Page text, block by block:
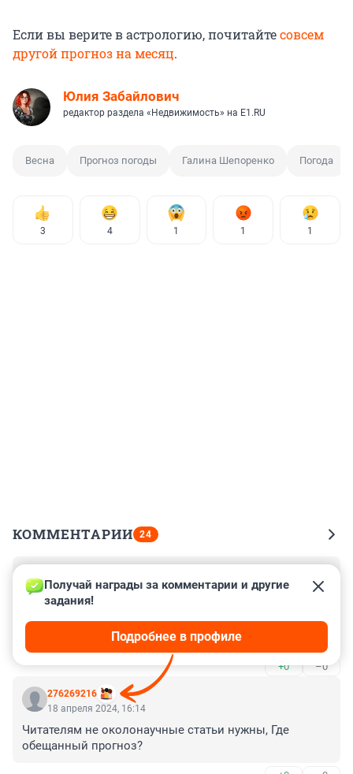
Если вы верите в астрологию, почитайтесовсем
другой прогноз на месяц.
Юлия Забайлович
редактор раздела «Недвижимость» на E1.RU
Весна Прогноз погоды Галина Шепоренко Погода
3 4 1 1 1
КОММЕНТАРИИ 24
19 апреля 2024, 17:06
Не возможно спокойно ходить по тратуарам,Гоняют
велосипедисты и самокатчики. Когда примут
решение, где им можно ездить и штрафовать, если не
будут соблюдать. Почему им все дозволено.
+0 –0
276269216
Получай награды за комментарии и другие
задания!
Подробнее в профиле
18 апреля 2024, 16:14
Читателям не околонаучные статьи нужны, Где
обещанный прогноз?